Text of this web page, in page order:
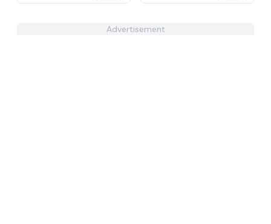
Advertisement